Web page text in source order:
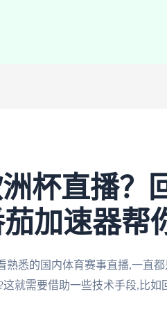
杯直播？
加速器帮
悉的国内体育赛事直播,一直都
就需要借助一些技术手段,比如